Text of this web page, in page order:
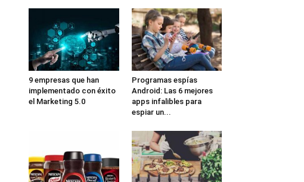
9 empresas que han
implementado con éxito
el Marketing 5.0
Programas espías
Android: Las 6 mejores
apps infalibles para
espiar un...